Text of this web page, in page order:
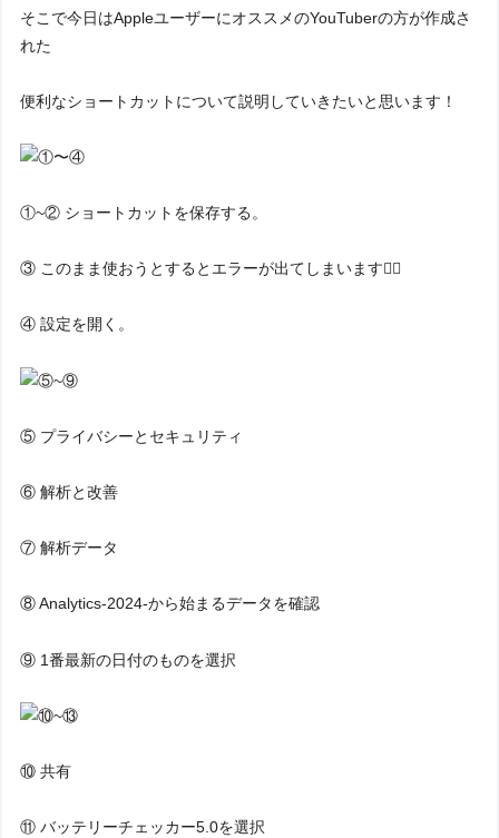
そこで今日はAppleユーザーにオススメのYouTuberの方が作成さ
れた
便利なショートカットについて説明していきたいと思います！
①~② ショートカットを保存する。
③ このまま使おうとするとエラーが出てしまいます🙅‍♀️
④ 設定を開く。
⑤ プライバシーとセキュリティ
⑥ 解析と改善
⑦ 解析データ
⑧ Analytics-2024-から始まるデータを確認
⑨ 1番最新の日付のものを選択
⑩ 共有
⑪ バッテリーチェッカー5.0を選択